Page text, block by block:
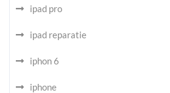
ipad pro
ipad reparatie
iphon 6
iphone